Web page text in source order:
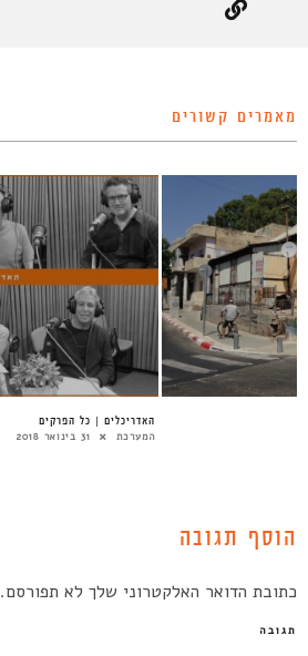
מאמרים קשורים
האדריכלים | כל הפרקים
המערכת 31 בינואר 2018
הוסף תגובה
כתובת הדואר האלקטרוני שלך לא תפורסם.
תגובה